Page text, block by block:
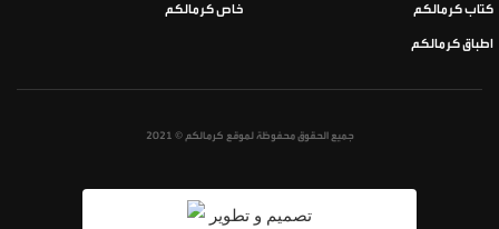
كتاب كرمالكم خاص كرمالكم
اطباق كرمالكم
جميع الحقوق محفوظة لموقع كرمالكم © 2021
تصميم و تطوير